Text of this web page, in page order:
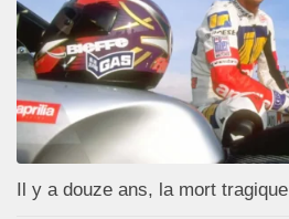
Il y a douze ans, la mort